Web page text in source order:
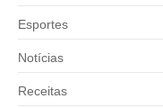
Esportes
Notícias
Receitas